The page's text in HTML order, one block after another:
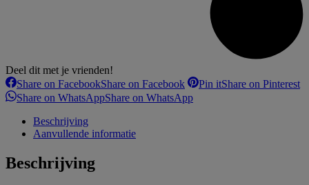
Deel dit met je vrienden!
Share on FacebookShare on Facebook Pin itShare on Pinterest
Share on WhatsAppShare on WhatsApp
Beschrijving
Aanvullende informatie
Beschrijving